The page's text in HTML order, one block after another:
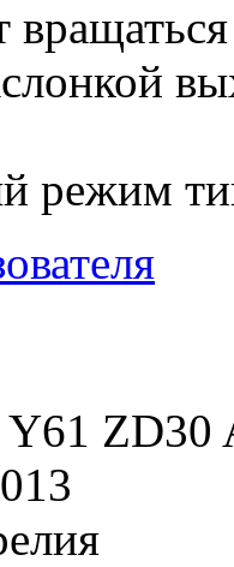
режим
Y61 ZD30